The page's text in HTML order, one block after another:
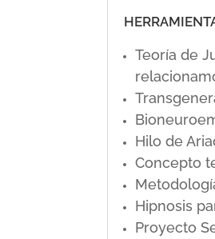
Teoría de
Hilo de
Concepto
Hipnosis
Proyecto